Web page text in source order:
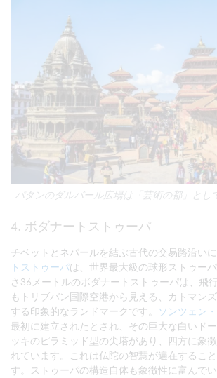
パタンのダルバール広場は「芸術の都」とし
4. ボダナートストゥーパ
チベットとネパールを結ぶ古代の交易路沿い
トストゥーパは、世界最大級の球形ストゥー
さ36メートルのボダナートストゥーパは、飛
もトリブバン国際空港から見える、カトマン
する印象的なランドマークです。
ソンツェン
最初に建立されたとされ、その巨大な白いド
ッキのピラミッド型の尖塔があり、四方に象
れています。これは仏陀の智慧が遍在するこ
す。ストゥーパの構造自体も象徴性に富んで